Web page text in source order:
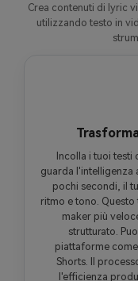
Crea contenuti di lyric
utilizzando testo in
Incolla i tuoi testi
guarda l'intelligenza
pochi secondi, il
ritmo e tono.
maker più
strutturato.
piattaforme
Shorts. Il
l'efficienza